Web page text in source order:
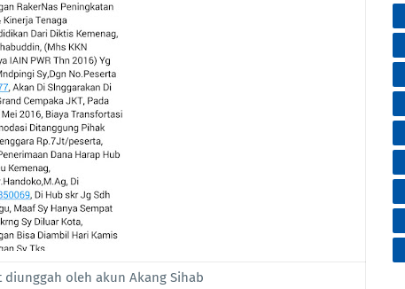
oleh akun Akang Sihab